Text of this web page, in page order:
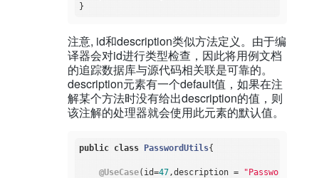
注意, id和description类似方法定义。由于编
译器会对id进行类型检查，因此将用例文档
的追踪数据库与源代码相关联是可靠的。
description元素有一个default值，如果在注
解某个方法时没有给出description的值，则
该注解的处理器就会使用此元素的默认值。
public class PasswordUtils{
@UseCase(id=47,description =
"Passwords